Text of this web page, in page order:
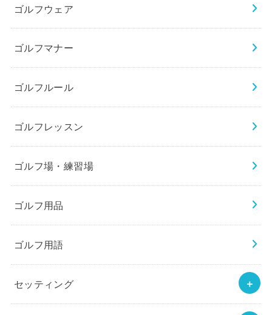
ゴルフウェア
ゴルフマナー
ゴルフルール
ゴルフレッスン
ゴルフ場・練習場
ゴルフ用品
ゴルフ用語
セッティング